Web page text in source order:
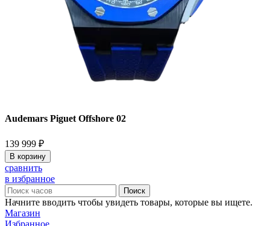
Audemars Piguet Offshore 02
139 999 ₽
В корзину
сравнить
в избранное
Поиск
Начните вводить чтобы увидеть товары, которые вы ищете.
Магазин
Избранное